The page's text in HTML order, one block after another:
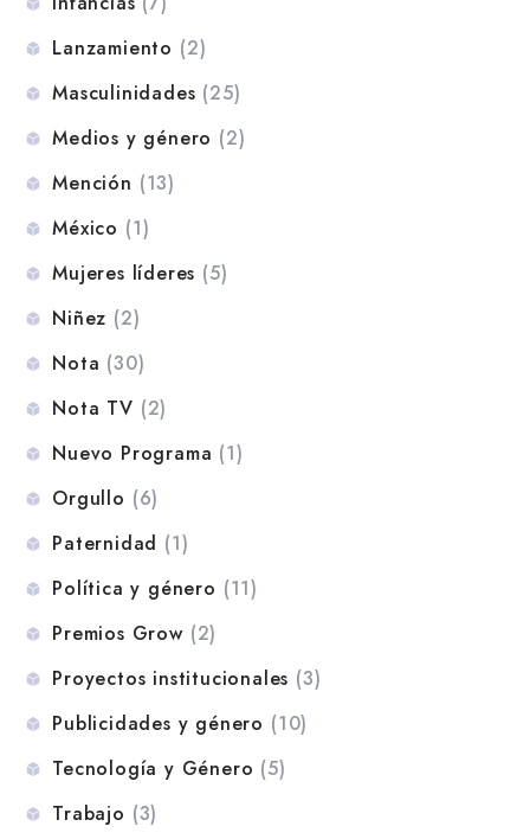
Lanzamiento (2)
Masculinidades (25)
Medios y género (2)
Mención (13)
México (1)
Mujeres líderes (5)
Niñez (2)
Nota (30)
Nota TV (2)
Nuevo Programa (1)
Orgullo (6)
Paternidad (1)
Política y género (11)
Premios Grow (2)
Proyectos institucionales (3)
Publicidades y género (10)
Tecnología y Género (5)
Trabajo (3)